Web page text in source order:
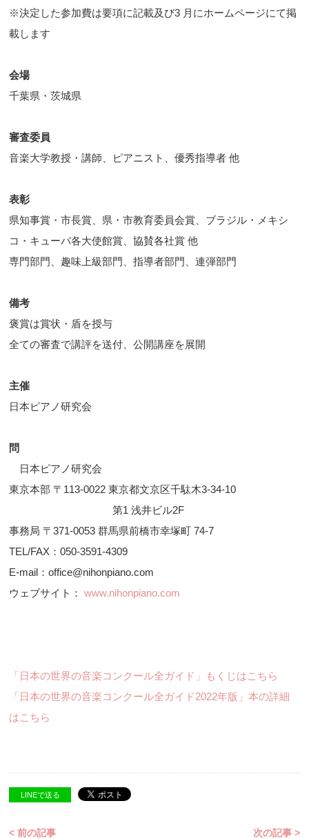
※決定した参加費は要項に記載及び3 月にホームページにて掲
載します
会場
千葉県・茨城県
審査委員
音楽大学教授・講師、ピアニスト、優秀指導者 他
表彰
県知事賞・市長賞、県・市教育委員会賞、ブラジル・メキシ
コ・キューバ各大使館賞、協賛各社賞 他
専門部門、趣味上級部門、指導者部門、連弾部門
備考
褒賞は賞状・盾を授与
全ての審査で講評を送付、公開講座を展開
主催
日本ピアノ研究会
問
日本ピアノ研究会
東京本部 〒113-0022 東京都文京区千駄木3-34-10
第1 浅井ビル2F
事務局 〒371-0053 群馬県前橋市幸塚町 74-7
TEL/FAX：050-3591-4309
E-mail：office@nihonpiano.com
ウェブサイト：www.nihonpiano.com
「日本の世界の音楽コンクール全ガイド」もくじはこちら
「日本の世界の音楽コンクール全ガイド2022年版」本の詳細
はこちら
LINEで送る
< 前の記事 次の記事 >